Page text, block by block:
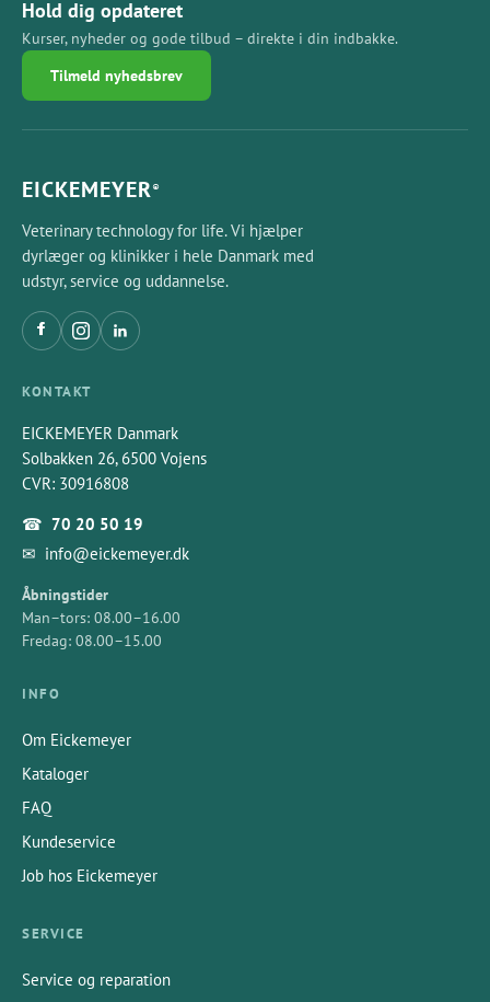
Hold dig opdateret
Kurser, nyheder og gode tilbud – direkte i din indbakke.
Tilmeld nyhedsbrev
EICKEMEYER®
Veterinary technology for life. Vi hjælper
dyrlæger og klinikker i hele Danmark med
udstyr, service og uddannelse.
KONTAKT
EICKEMEYER Danmark
Solbakken 26, 6500 Vojens
CVR: 30916808
☎ 70 20 50 19
✉ info@eickemeyer.dk
Åbningstider
Man–tors: 08.00–16.00
Fredag: 08.00–15.00
INFO
Om Eickemeyer
Kataloger
FAQ
Kundeservice
Job hos Eickemeyer
SERVICE
Service og reparation